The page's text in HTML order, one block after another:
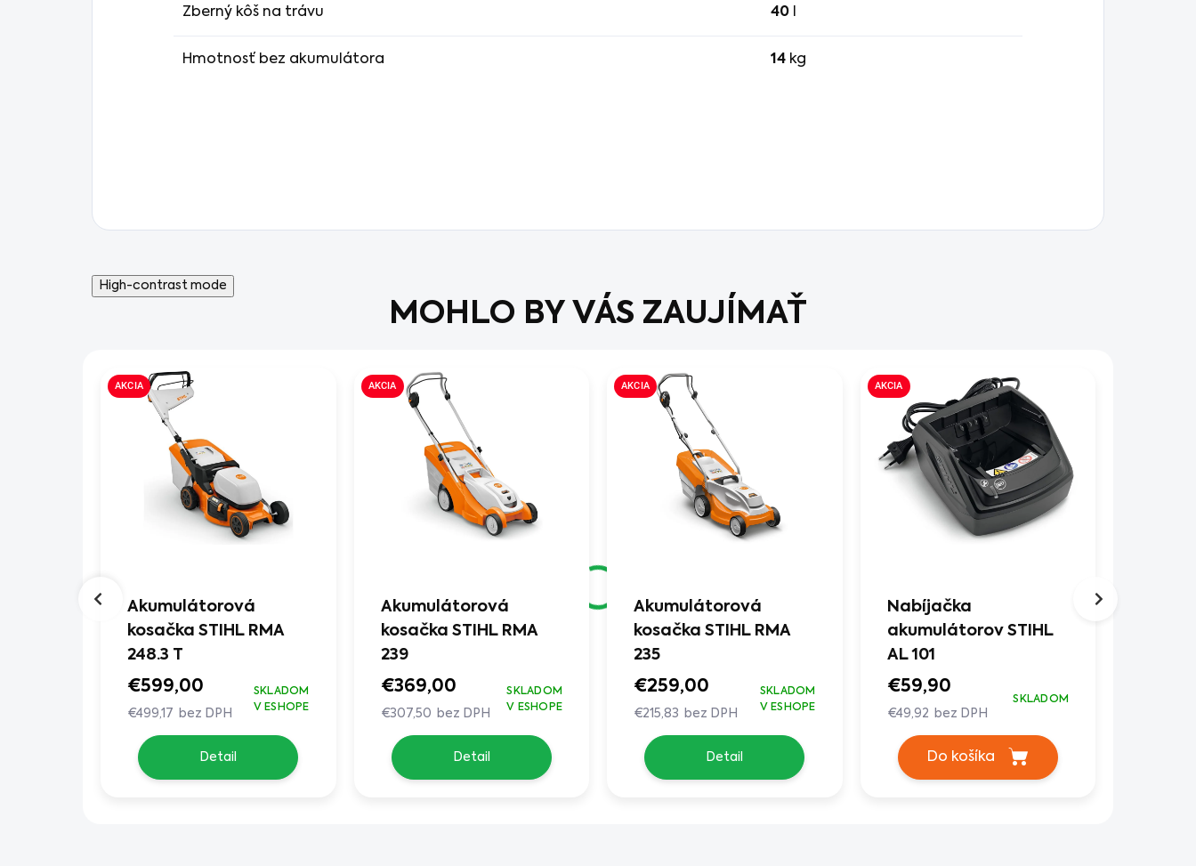
Zberný kôš na trávu 40 l
Hmotnosť bez akumulátora 14 kg
High-contrast mode
MOHLO BY VÁS ZAUJÍMAŤ
AKCIA
Akumulátorová
kosačka STIHL RMA
248.3 T
€599,00
€499,17 bez DPH
SKLADOM
V ESHOPE
Detail
AKCIA
Akumulátorová
kosačka STIHL RMA
239
€369,00
€307,50 bez DPH
SKLADOM
V ESHOPE
Detail
AKCIA
Akumulátorová
kosačka STIHL RMA
235
€259,00
€215,83 bez DPH
SKLADOM
V ESHOPE
Detail
AKCIA
Nabíjačka
akumulátorov STIHL
AL 101
€59,90
€49,92 bez DPH
SKLADOM
Do košíka